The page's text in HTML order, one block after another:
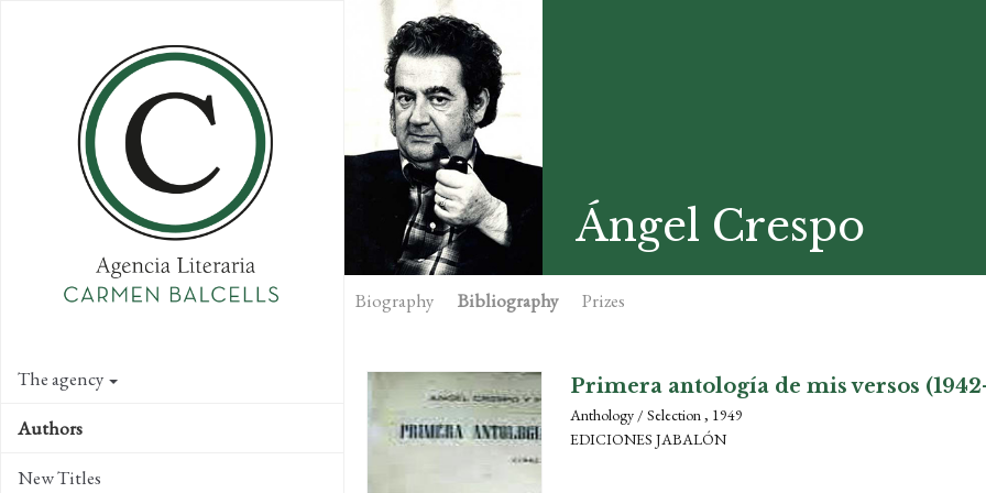
The agency
Authors
New Titles
Ángel Crespo
Biography Bibliography Prizes
Primera antología de mis versos
Anthology / Selection , 1949
EDICIONES JABALÓN